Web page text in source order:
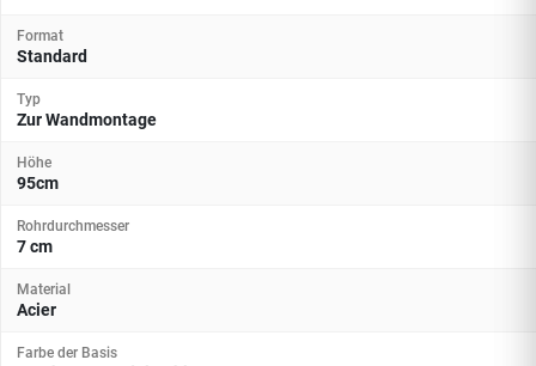
Format
Standard
Typ
Zur Wandmontage
Höhe
95cm
Rohrdurchmesser
7 cm
Material
Acier
Farbe der Basis